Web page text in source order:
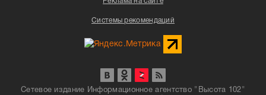
Системы рекомендаций
Сетевое издание Информационное агентство "Высота 102"